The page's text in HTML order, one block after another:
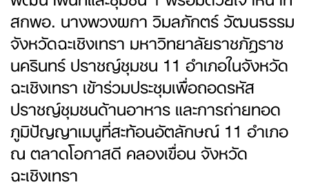
สกพอ. นางพวงผกา วิมลภักตร์ วัฒนธรรม
จังหวัดฉะเชิงเทรา มหาวิทยาลัยราชภัฏราช
นครินทร์ ปราชญ์ชุมชน 11 อำเภอในจังหวัด
ฉะเชิงเทรา เข้าร่วมประชุมเพื่อถอดรหัส
ปราชญ์ชุมชนด้านอาหาร และการถ่ายทอด
ภูมิปัญญาเมนูที่สะท้อนอัตลักษณ์ 11 อำเภอ
ณ ตลาดโอกาสดี คลองเขื่อน จังหวัด
ฉะเชิงเทรา